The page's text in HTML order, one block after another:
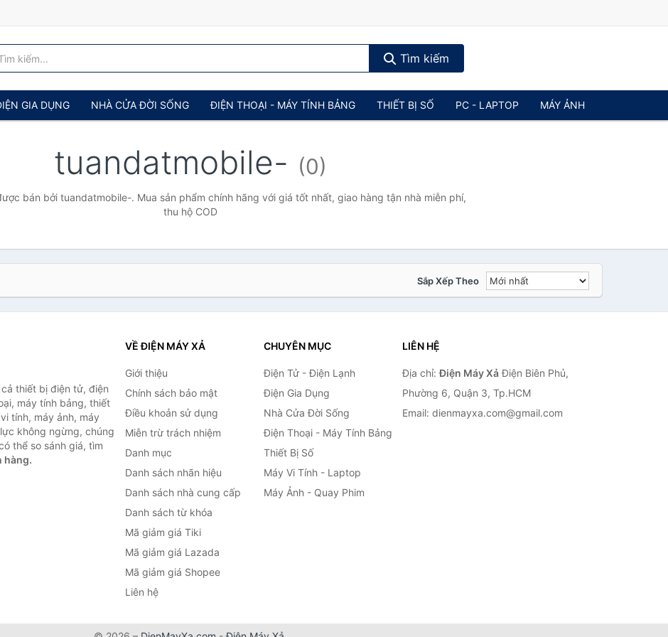
Tìm kiếm
GIA DỤNG NHÀ CỬA ĐỜI SỐNG ĐIỆN THOẠI - MÁY TÍNH BẢNG THIẾT BỊ SỐ PC - LAPTOP MÁY ẢNH
tuandatmobile- (0)
bán bởi tuandatmobile-. Mua sản phẩm chính hãng với giá tốt nhất, giao hàng tận nhà miễn phí,
thu hộ COD
Sắp Xếp Theo
thiết bị điện tử, điện
máy tính bảng, thiết
tính, máy ảnh, máy
không ngừng, chúng
thể so sánh giá, tìm
hàng.
VỀ ĐIỆN MÁY XẢ
Giới thiệu
Chính sách bảo mật
Điều khoản sử dụng
Miễn trừ trách nhiệm
Danh mục
Danh sách nhãn hiệu
Danh sách nhà cung cấp
Danh sách từ khóa
Mã giảm giá Tiki
Mã giảm giá Lazada
Mã giảm giá Shopee
Liên hệ
CHUYÊN MỤC
Điện Tử - Điện Lạnh
Điện Gia Dụng
Nhà Cửa Đời Sống
Điện Thoại - Máy Tính Bảng
Thiết Bị Số
Máy Vi Tính - Laptop
Máy Ảnh - Quay Phim
LIÊN HỆ
Địa chỉ:Điện Máy XảĐiện Biên Phủ,
Phường 6, Quận 3, Tp.HCM
Email: dienmayxa.com@gmail.com